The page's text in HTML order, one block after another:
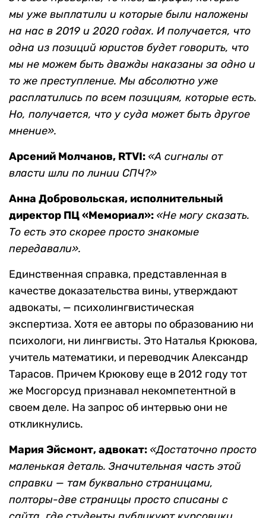
мы уже выплатили и которые были наложены
на нас в 2019 и 2020 годах. И получается, что
одна из позиций юристов будет говорить, что
мы не можем быть дважды наказаны за одно и
то же преступление. Мы абсолютно уже
расплатились по всем позициям, которые есть.
Но, получается, что у суда может быть другое
мнение».
Арсений Молчанов, RTVI: «А сигналы от
власти шли по линии СПЧ?»
Анна Добровольская, исполнительный
директор ПЦ «Мемориал»: «Не могу сказать.
То есть это скорее просто знакомые
передавали».
Единственная справка, представленная в
качестве доказательства вины, утверждают
адвокаты, — психолингвистическая
экспертиза. Хотя ее авторы по образованию ни
психологи, ни лингвисты. Это Наталья Крюкова,
учитель математики, и переводчик Александр
Тарасов. Причем Крюкову еще в 2012 году тот
же Мосгорсуд признавал некомпетентной в
своем деле. На запрос об интервью они не
откликнулись.
Мария Эйсмонт, адвокат: «Достаточно просто
маленькая деталь. Значительная часть этой
справки — там буквально страницами,
полторы-две страницы просто списаны с